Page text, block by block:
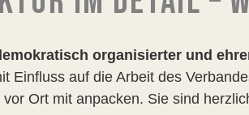
organisierter und
Einfluss auf die Arbeit des
Ort mit anpacken. Sie sind